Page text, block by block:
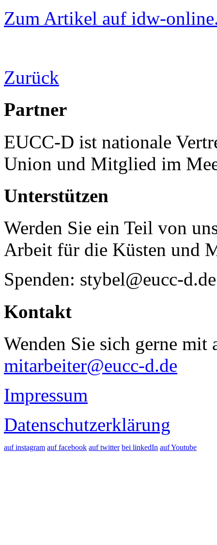
Zum Artikel auf idw-
Zurück
Partner
EUCC-D ist nationale
Union und Mitglied im
Unterstützen
Werden Sie ein Teil von
Arbeit für die Küsten und
Spenden: stybel@eucc-d.de
Kontakt
Wenden Sie sich gerne mit
mitarbeiter@eucc-d.de
Impressum
Datenschutzerklärung
auf instagram auf facebook auf twitter bei linkedIn auf Youtube